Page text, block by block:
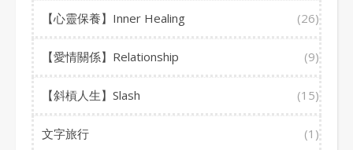
【心靈保養】Inner Healing (26)
【愛情關係】Relationship (9)
【斜槓人生】Slash (15)
文字旅行 (1)